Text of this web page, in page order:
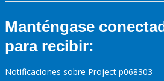
Manténgase
para recibir:
Notificaciones sobre Project p068303